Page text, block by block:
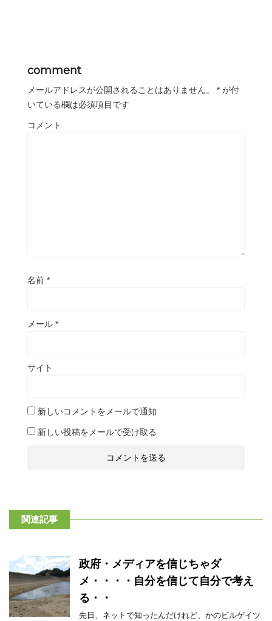
comment
メールアドレスが公開されることはありません。 * が付
いている欄は必須項目です
コメント
名前 *
メール *
サイト
新しいコメントをメールで通知
新しい投稿をメールで受け取る
関連記事
政府・メディアを信じちゃダ
メ・・・・自分を信じて自分で考え
る・・
先日、ネットで知ったんだけれど、かのビルゲイツ